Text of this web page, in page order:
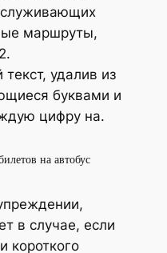
маршруты,
удалив из
буквами и
цифру на.
на автобус
в случае, если
короткого